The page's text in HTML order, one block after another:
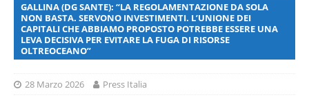
GALLINA (DG SANTE): “LA REGOLAMENTAZIONE DA SOLA
NON BASTA. SERVONO INVESTIMENTI. L’UNIONE DEI
CAPITALI CHE ABBIAMO PROPOSTO POTREBBE ESSERE UNA
LEVA DECISIVA PER EVITARE LA FUGA DI RISORSE
OLTREOCEANO”
28 Marzo 2026 Press Italia